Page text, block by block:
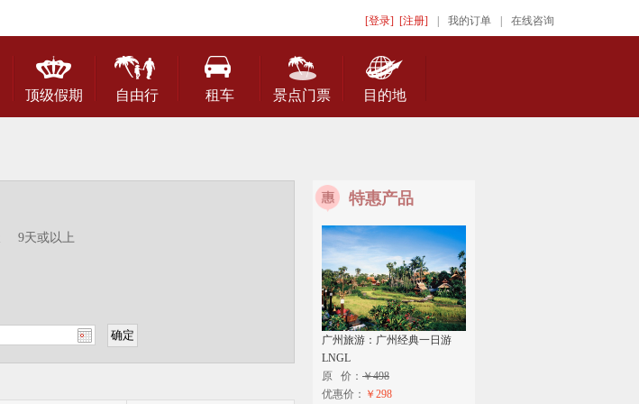
[登录] [注册] 我的订单 在线咨询
顶级假期 自由行 租车 景点门票 目的地
9天或以上
特惠产品
广州旅游：广州经典一日游
LNGL
原 价： ￥498
优惠价： ￥298